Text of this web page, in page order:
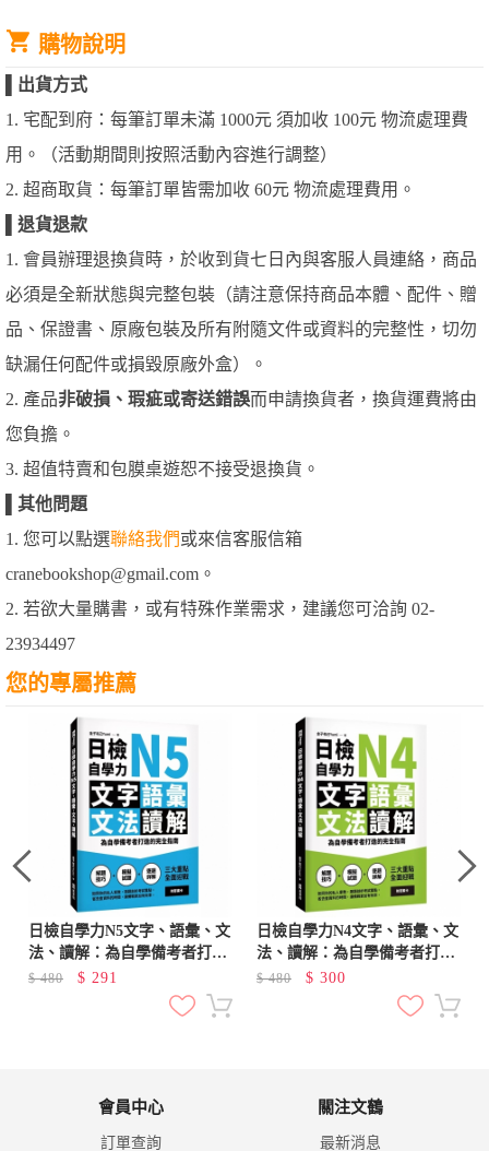
購物說明
出貨方式
1. 宅配到府：每筆訂單未滿 1000元 須加收 100元 物流處理費
用。（活動期間則按照活動內容進行調整）
2. 超商取貨：每筆訂單皆需加收 60元 物流處理費用。
退貨退款
1. 會員辦理退換貨時，於收到貨七日內與客服人員連絡，商品
必須是全新狀態與完整包裝（請注意保持商品本體、配件、贈
品、保證書、原廠包裝及所有附隨文件或資料的完整性，切勿
缺漏任何配件或損毀原廠外盒）。
2. 產品非破損、瑕疵或寄送錯誤而申請換貨者，換貨運費將由
您負擔。
3. 超值特賣和包膜桌遊恕不接受退換貨。
其他問題
1. 您可以點選聯絡我們或來信客服信箱
cranebookshop@gmail.com。
2. 若欲大量購書，或有特殊作業需求，建議您可洽詢 02-
23934497
您的專屬推薦
日檢自學力N5文字、語彙、文
法、讀解：為自學備考者打造
的完全指南
$480 $ 291
日檢自學力N4文字、語彙、文
法、讀解：為自學備考者打造
的完全指南
$480 $ 300
會員中心
訂單查詢
關注文鶴
最新消息